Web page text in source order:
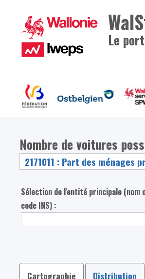
Le
Nombre de voitures
Sélection de l'entité principale (nom
code INS) :
Cartographie Distribution